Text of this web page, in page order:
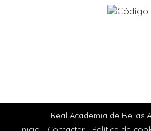
Real Academia de Bellas